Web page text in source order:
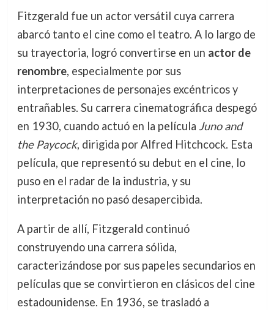
Fitzgerald fue un actor versátil cuya carrera
abarcó tanto el cine como el teatro. A lo largo de
su trayectoria, logró convertirse en un actor de
renombre, especialmente por sus
interpretaciones de personajes excéntricos y
entrañables. Su carrera cinematográfica despegó
en 1930, cuando actuó en la película Juno and
the Paycock, dirigida por Alfred Hitchcock. Esta
película, que representó su debut en el cine, lo
puso en el radar de la industria, y su
interpretación no pasó desapercibida.
A partir de allí, Fitzgerald continuó
construyendo una carrera sólida,
caracterizándose por sus papeles secundarios en
películas que se convirtieron en clásicos del cine
estadounidense. En 1936, se trasladó a